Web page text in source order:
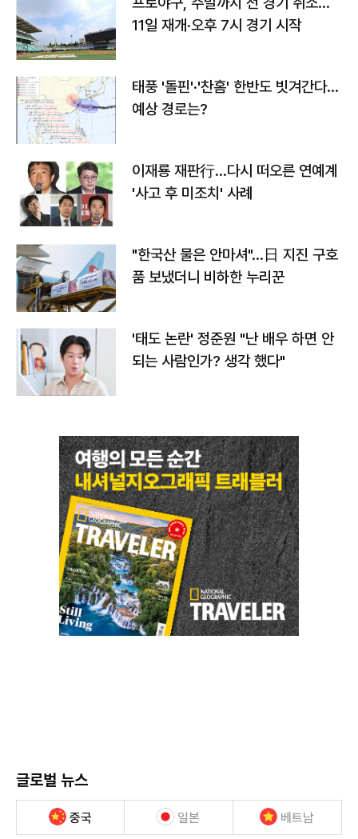
11일 재개·오후 7시 경기 시작
태풍 '돌핀'·'찬홈' 한반도 빗겨간다…
예상 경로는?
이재룡 재판行…다시 떠오른 연예계
'사고 후 미조치' 사례
"한국산 물은 안마셔"…日 지진 구호
품 보냈더니 비하한 누리꾼
'태도 논란' 정준원 "난 배우 하면 안
되는 사람인가? 생각 했다"
글로벌 뉴스
중국 일본 베트남